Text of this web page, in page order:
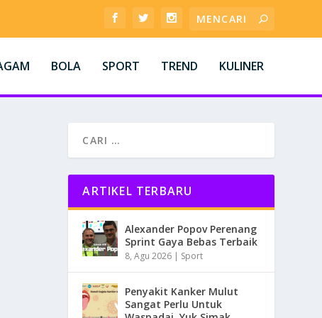
BOLA SPORT TREND KULINER
ARTIKEL TERBARU
Alexander Popov Perenang
Sprint Gaya Bebas Terbaik
8, Agu 2026 | Sport
Penyakit Kanker Mulut
Sangat Perlu Untuk